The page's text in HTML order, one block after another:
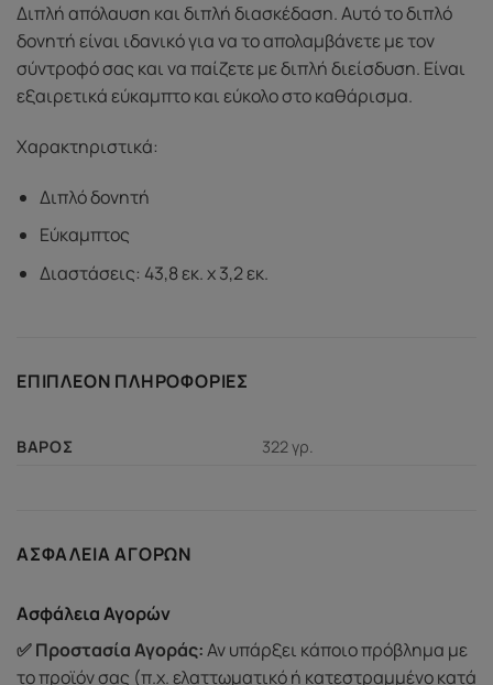
Διπλή απόλαυση και διπλή διασκέδαση. Αυτό το διπλό
δονητή είναι ιδανικό για να το απολαμβάνετε με τον
σύντροφό σας και να παίζετε με διπλή διείσδυση. Είναι
εξαιρετικά εύκαμπτο και εύκολο στο καθάρισμα.
Χαρακτηριστικά:
Διπλό δονητή
Εύκαμπτος
Διαστάσεις: 43,8 εκ. x 3,2 εκ.
ΕΠΙΠΛΈΟΝ ΠΛΗΡΟΦΟΡΊΕΣ
ΒΆΡΟΣ 322 γρ.
ΑΣΦΆΛΕΙΑ ΑΓΟΡΏΝ
Ασφάλεια Αγορών
✅ Προστασία Αγοράς:Αν υπάρξει κάποιο πρόβλημα με
το προϊόν σας (π.χ. ελαττωματικό ή κατεστραμμένο κατά